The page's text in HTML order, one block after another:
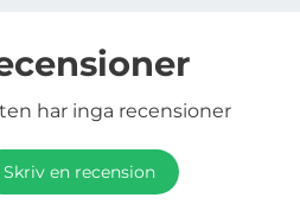
har inga recensioner
Skriv en recension